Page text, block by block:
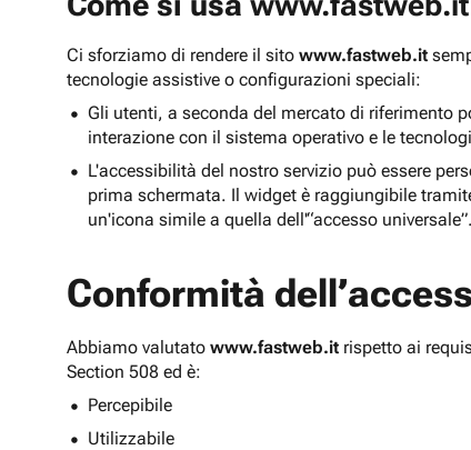
Ci sforziamo di rendere il sito www.fastweb.it
tecnologie assistive o configurazioni speciali:
Gli utenti, a seconda del mercato di riferimento
interazione con il sistema operativo e le
L'accessibilità del nostro servizio può essere
prima schermata. Il widget è raggiungibile
un'icona simile a quella dell'“accesso universale”.
Conformità
Abbiamo valutato www.fastweb.it rispetto ai
Section 508 ed è:
Percepibile
Utilizzabile